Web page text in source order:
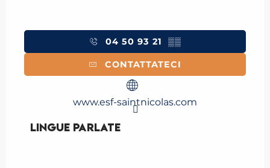
04 50 93 21 ▒▒
CONTATTATECI
www.esf-saintnicolas.com
Lingue parlate
Lingue parlate